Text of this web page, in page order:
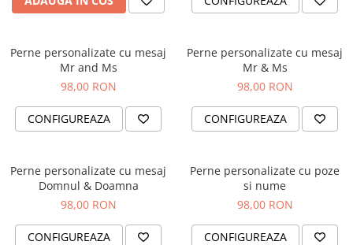
Decoratiuni Paste
Agende Personalizate
Agende A5
Agende A6
Planner / Jurnal
Felicitari personalizate
Invitatii personalizate
Printare poze
Martisoare
Cadouri absolvire
Perne personalizate cu mesaj
Mr and Ms
98,00 RON
CONFIGUREAZA
Perne personalizate cu mesaj
Mr & Ms
98,00 RON
CONFIGUREAZA
Perne personalizate cu mesaj
Domnul & Doamna
98,00 RON
CONFIGUREAZA
Perne personalizate cu poze
si nume
98,00 RON
CONFIGUREAZA